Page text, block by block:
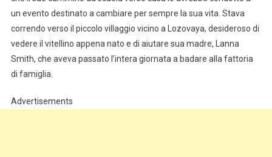
un evento destinato a cambiare per sempre la sua vita. Stava
correndo verso il piccolo villaggio vicino a Lozovaya, desideroso di
vedere il vitellino appena nato e di aiutare sua madre, Lanna
Smith, che aveva passato l’intera giornata a badare alla fattoria
di famiglia.
Advertisements